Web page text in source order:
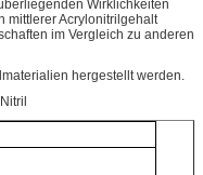
Wirklichkeiten
mittlerer Acrylonitrilgehalt
im Vergleich zu anderen
hergestellt werden.